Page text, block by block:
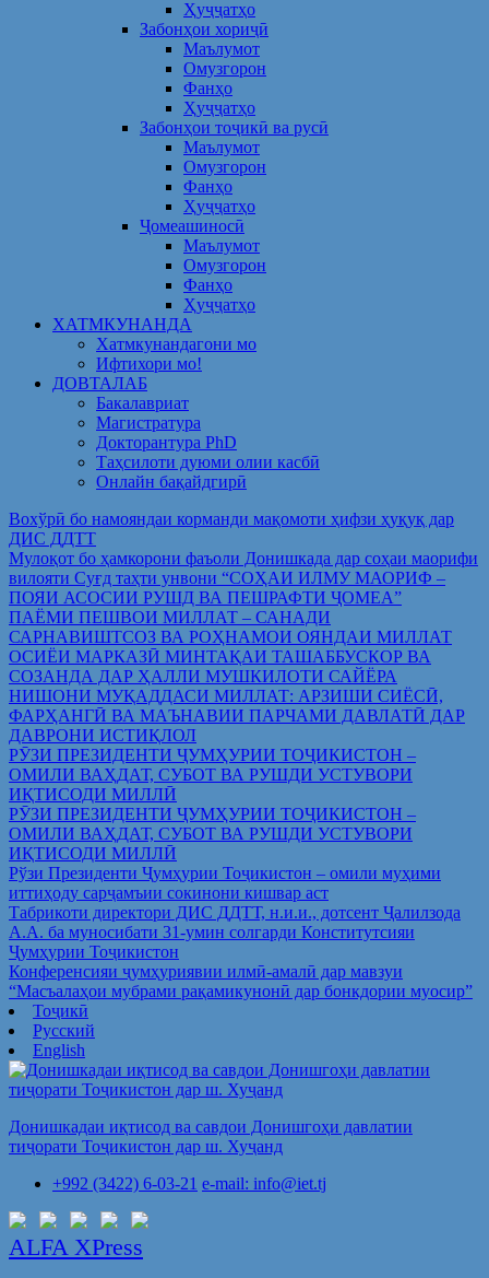
Ҳуҷҷатҳо
Забонҳои хориҷӣ
Маълумот
Омузгорон
Фанҳо
Ҳуҷҷатҳо
Забонҳои тоҷикӣ ва русӣ
Маълумот
Омузгорон
Фанҳо
Ҳуҷҷатҳо
Ҷомеашиносӣ
Маълумот
Омузгорон
Фанҳо
Ҳуҷҷатҳо
ХАТМКУНАНДА
Хатмкунандагони мо
Ифтихори мо!
ДОВТАЛАБ
Бакалавриат
Магистратура
Докторантура PhD
Таҳсилоти дуюми олии касбӣ
Онлайн бақайдгирӣ
Вохўрӣ бо намояндаи корманди мақомоти ҳифзи ҳуқуқ дар
ДИС ДДТТ
Мулоқот бо ҳамкорони фаъоли Донишкада дар соҳаи маорифи
вилояти Суғд таҳти унвони “СОҲАИ ИЛМУ МАОРИФ –
ПОЯИ АСОСИИ РУШД ВА ПЕШРАФТИ ҶОМЕА”
ПАЁМИ ПЕШВОИ МИЛЛАТ – САНАДИ
САРНАВИШТСОЗ ВА РОҲНАМОИ ОЯНДАИ МИЛЛАТ
ОСИЁИ МАРКАЗӢ МИНТАҚАИ ТАШАББУСКОР ВА
СОЗАНДА ДАР ҲАЛЛИ МУШКИЛОТИ САЙЁРА
НИШОНИ МУҚАДДАСИ МИЛЛАТ: АРЗИШИ СИЁСӢ,
ФАРҲАНГӢ ВА МАЪНАВИИ ПАРЧАМИ ДАВЛАТӢ ДАР
ДАВРОНИ ИСТИҚЛОЛ
РӮЗИ ПРЕЗИДЕНТИ ҶУМҲУРИИ ТОҶИКИСТОН –
ОМИЛИ ВАҲДАТ, СУБОТ ВА РУШДИ УСТУВОРИ
ИҚТИСОДИ МИЛЛӢ
РӮЗИ ПРЕЗИДЕНТИ ҶУМҲУРИИ ТОҶИКИСТОН –
ОМИЛИ ВАҲДАТ, СУБОТ ВА РУШДИ УСТУВОРИ
ИҚТИСОДИ МИЛЛӢ
Рўзи Президенти Ҷумҳурии Тоҷикистон – омили муҳими
иттиҳоду сарҷамъии сокинони кишвар аст
Табрикоти директори ДИС ДДТТ, н.и.и., дотсент Ҷалилзода
А.А. ба муносибати 31-умин солгарди Конститутсияи
Ҷумҳурии Тоҷикистон
Конференсияи ҷумҳуриявии илмӣ-амалӣ дар мавзуи
“Масъалаҳои мубрами рақамикунонӣ дар бонкдории муосир”
Тоҷикӣ
Русский
English
Донишкадаи иқтисод ва савдои Донишгоҳи давлатии
тиҷорати Тоҷикистон дар ш. Хуҷанд
+992 (3422) 6-03-21 e-mail: info@iet.tj
ALFA XPress